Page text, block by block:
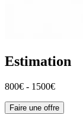
Estimation
800€ - 1500€
Faire une offre